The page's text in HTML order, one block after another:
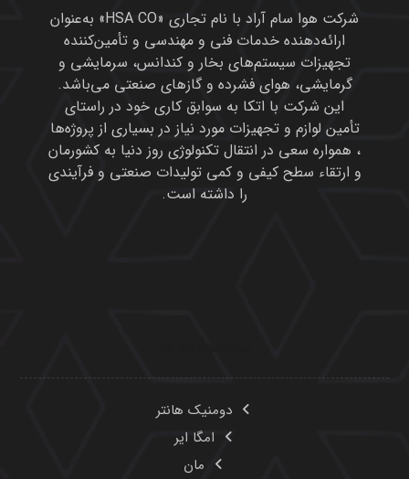
شرکت هوا سام آراد با نام تجاری «HSA CO» به‌عنوان
ارائه‌دهنده خدمات فنی و مهندسی و تأمین‌کننده
تجهیزات سیستم‌های بخار و کندانس، سرمایشی و
گرمایشی، هوای فشرده و گازهای صنعتی می‌باشد.
این شرکت با اتکا به سوابق کاری خود در راستای
تأمین لوازم و تجهیزات مورد نیاز در بسیاری از پروژه‌ها
، همواره سعی در انتقال تکنولوژی روز دنیا به کشورمان
و ارتقاء سطح کیفی و کمی تولیدات صنعتی و فرآیندی
را داشته است.
دومنیک هانتر
امگا ایر
مان